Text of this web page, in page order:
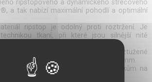
ripstopového a dynamického strečového
a tak nabízí maximální pohodlí a optimální
ripstop je odolný proti roztržení. Je
tkaní, při které jsou silnější nitě
látky v intervalech 5-8 mm.
se suchým zipem na opasek jsou vyztužené
bezpečně drží opasky až do šíře 58 mm.
nositeli díky elastickým páskům na